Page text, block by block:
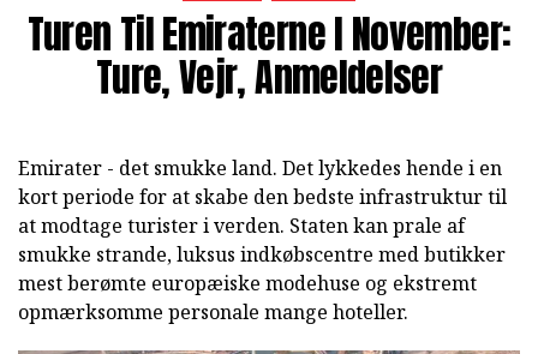
Turen Til Emiraterne I November:
Ture, Vejr, Anmeldelser
Emirater - det smukke land. Det lykkedes hende i en
kort periode for at skabe den bedste infrastruktur til
at modtage turister i verden. Staten kan prale af
smukke strande, luksus indkøbscentre med butikker
mest berømte europæiske modehuse og ekstremt
opmærksomme personale mange hoteller.